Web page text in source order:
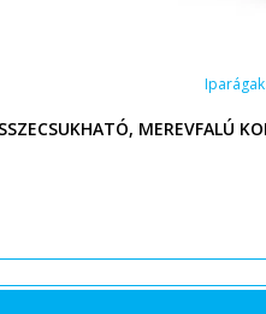
MEREVFALÚ